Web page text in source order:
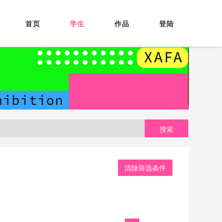
首页 学生 作品 登陆
搜索
清除筛选条件